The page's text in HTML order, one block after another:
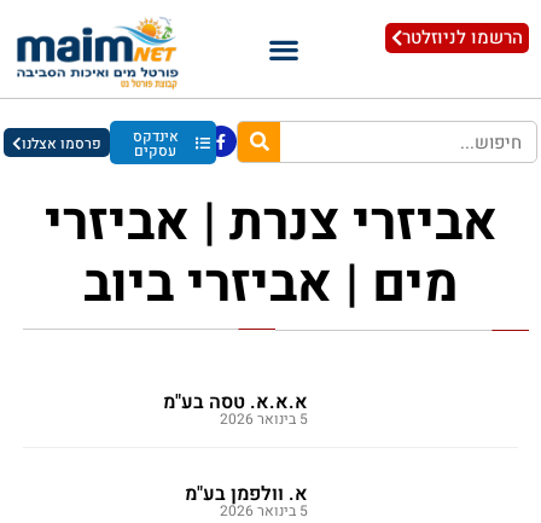
הרשמו לניוזלטר
אינדקס
עסקים פרסמו אצלנו
אביזרי צנרת | אביזרי
מים | אביזרי ביוב
א.א.א. טסה בע"מ
5 בינואר 2026
א. וולפמן בע"מ
5 בינואר 2026